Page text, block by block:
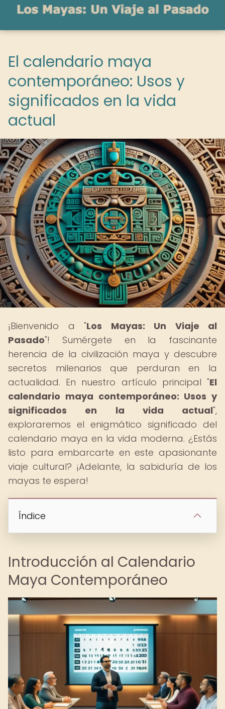
El calendario maya
contemporáneo: Usos y
significados en la vida
actual
¡Bienvenido a "Los Mayas: Un Viaje al
Pasado"! Sumérgete en la fascinante
herencia de la civilización maya y descubre
secretos milenarios que perduran en la
actualidad. En nuestro artículo principal "El
calendario maya contemporáneo: Usos y
significados en la vida actual",
exploraremos el enigmático significado del
calendario maya en la vida moderna. ¿Estás
listo para embarcarte en este apasionante
viaje cultural? ¡Adelante, la sabiduría de los
mayas te espera!
Índice
Introducción al Calendario
Maya Contemporáneo